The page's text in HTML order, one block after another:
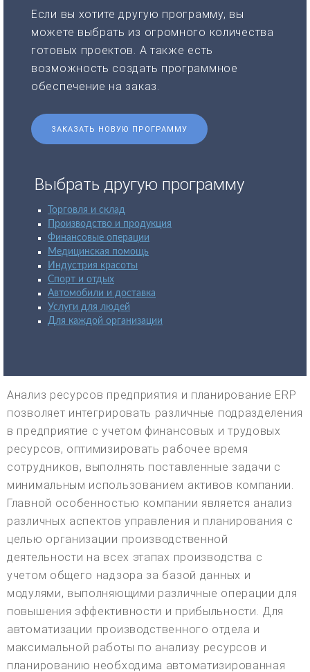
Если вы хотите другую программу, вы
можете выбрать из огромного количества
готовых проектов. А также есть
возможность создать программное
обеспечение на заказ.
ЗАКАЗАТЬ НОВУЮ ПРОГРАММУ
Выбрать другую программу
Торговля и склад
Производство и продукция
Финансовые операции
Медицинская помощь
Индустрия красоты
Спорт и отдых
Автомобили и доставка
Услуги для людей
Для каждой организации
Анализ ресурсов предприятия и планирование ERP
позволяет интегрировать различные подразделения
в предприятие с учетом финансовых и трудовых
ресурсов, оптимизировать рабочее время
сотрудников, выполнять поставленные задачи с
минимальным использованием активов компании.
Главной особенностью компании является анализ
различных аспектов управления и планирования с
целью организации производственной
деятельности на всех этапах производства с
учетом общего надзора за базой данных и
модулями, выполняющими различные операции для
повышения эффективности и прибыльности. Для
автоматизации производственного отдела и
максимальной работы по анализу ресурсов и
планированию необходима автоматизированная